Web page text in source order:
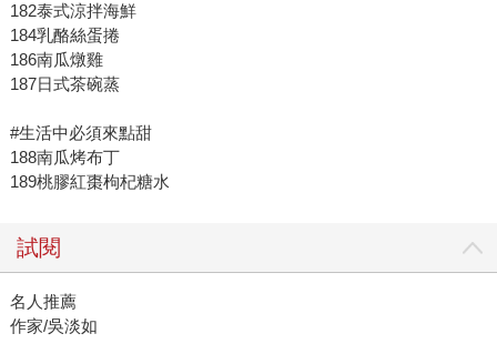
182泰式涼拌海鮮
184乳酪絲蛋捲
186南瓜燉雞
187日式茶碗蒸
#生活中必須來點甜
188南瓜烤布丁
189桃膠紅棗枸杞糖水
試閱
名人推薦
作家/吳淡如